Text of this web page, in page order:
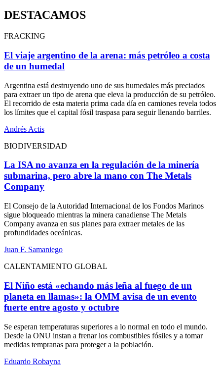
DESTACAMOS
FRACKING
El viaje argentino de la arena: más petróleo a costa
de un humedal
Argentina está destruyendo uno de sus humedales más preciados
para extraer un tipo de arena que eleva la producción de su petróleo.
El recorrido de esta materia prima cada día en camiones revela todos
los límites que el capital fósil traspasa para seguir llenando barriles.
Andrés Actis
BIODIVERSIDAD
La ISA no avanza en la regulación de la minería
submarina, pero abre la mano con The Metals
Company
El Consejo de la Autoridad Internacional de los Fondos Marinos
sigue bloqueado mientras la minera canadiense The Metals
Company avanza en sus planes para extraer metales de las
profundidades oceánicas.
Juan F. Samaniego
CALENTAMIENTO GLOBAL
El Niño está «echando más leña al fuego de un
planeta en llamas»: la OMM avisa de un evento
fuerte entre agosto y octubre
Se esperan temperaturas superiores a lo normal en todo el mundo.
Desde la ONU instan a frenar los combustibles fósiles y a tomar
medidas tempranas para proteger a la población.
Eduardo Robayna